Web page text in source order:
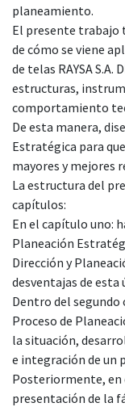
planeamiento.
​El presente trabajo
de cómo se viene
de telas RAYSA S.A.
estructuras,
comportamiento
De esta manera,
Estratégica para
mayores y mejores
La estructura del
capítulos:
​En el capítulo uno:
Planeación
Dirección y
desventajas de
​Dentro del
Proceso de
la situación,
e integración de un
​Posteriormente, en
presentación de la